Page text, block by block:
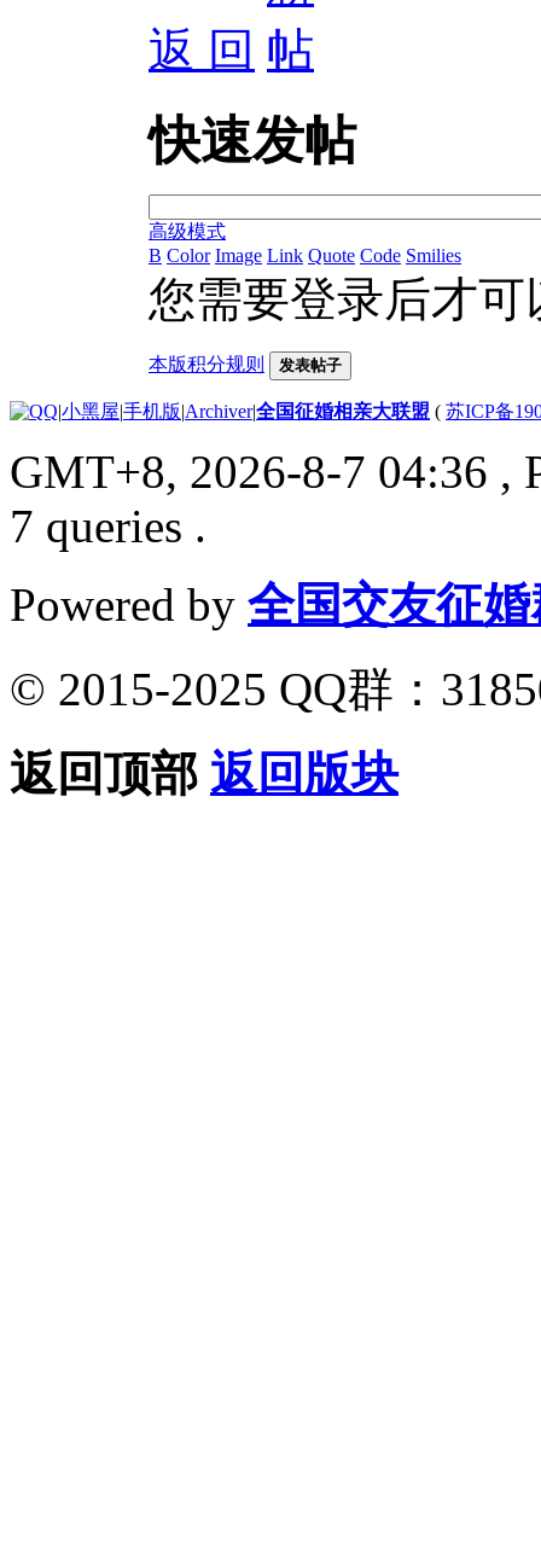
返 回
快速发帖
高级模式
B Color Image Link Quote Code Smilies
您需要登录后才
本版积分规则 发表帖子
|小黑屋|手机版|Archiver|全国征婚相亲大联盟 ( 苏ICP备
GMT+8, 2026-8-7 04:36 ,
7 queries .
Powered by 全国交友征婚
© 2015-2025 QQ群：
返回顶部 返回版块